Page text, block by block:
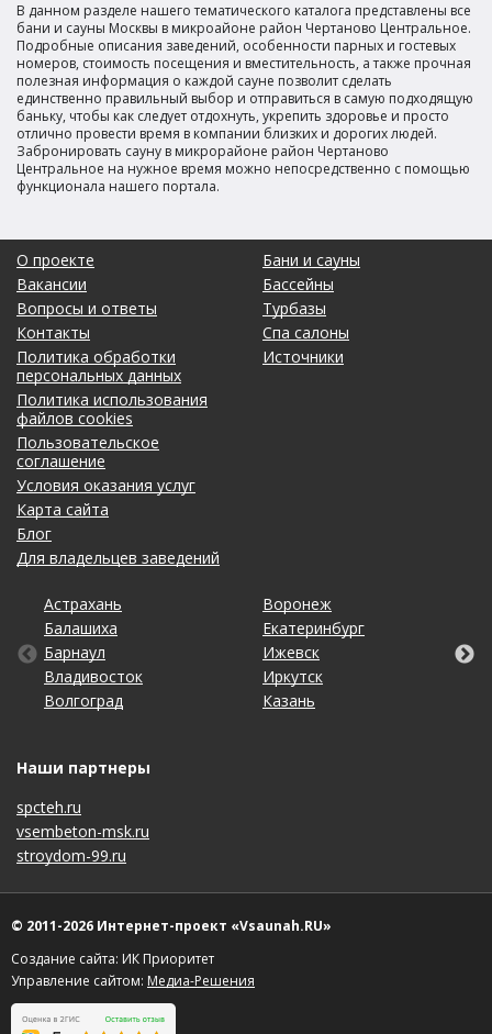
В данном разделе нашего тематического каталога представлены все
бани и сауны Москвы в микроайоне район Чертаново Центральное.
Подробные описания заведений, особенности парных и гостевых
номеров, стоимость посещения и вместительность, а также прочная
полезная информация о каждой сауне позволит сделать
единственно правильный выбор и отправиться в самую подходящую
баньку, чтобы как следует отдохнуть, укрепить здоровье и просто
отлично провести время в компании близких и дорогих людей.
Забронировать сауну в микрорайоне район Чертаново
Центральное на нужное время можно непосредственно с помощью
функционала нашего портала.
О проекте
Вакансии
Вопросы и ответы
Контакты
Политика обработки
персональных данных
Политика использования
файлов cookies
Пользовательское
соглашение
Условия оказания услуг
Карта сайта
Блог
Для владельцев заведений
Бани и сауны
Бассейны
Турбазы
Спа салоны
Источники
Астрахань
Балашиха
Барнаул
Владивосток
Волгоград
Воронеж
Екатеринбург
Ижевск
Иркутск
Казань
Калининград
Кемерово
Киров
Краснодар
Красноярск
Липецк
Махачкала
Набережные Челны
Нижний Новгород
Новосибирск
Омск
Оренбург
Пенза
Пермь
Ростов-на-Дону
Рязань
Самара
Санкт-Петербург
Саратов
Ставрополь
Тольятти
Томск
Тула
Тюмень
Ульяновск
Уфа
Хабаровск
Чебоксары
Челябинск
Ярославль
Наши партнеры
spcteh.ru
vsembeton-msk.ru
stroydom-99.ru
© 2011-2026 Интернет-проект «Vsaunah.RU»
Создание сайта: ИК Приоритет
Управление сайтом: Медиа-Решения